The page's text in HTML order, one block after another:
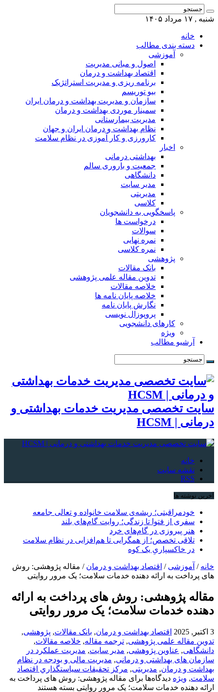
شنبه , ۱۷ مرداد ۱۴۰۵
خانه
دسته بندی مطالب
آموزشی
اصول و مبانی مدیریت
اقتصاد بهداشت و درمان
برنامه ریزی و مدیریت استراتژیک
بیو توریسم
سازمان و مدیریت بهداشت و درمان ایران
سمینار موردی بهداشت و درمان
مدیریت بیمارستانی
نظام بهداشت و درمان ایران و جهان
کارورزی و کار آموزی در نظام سلامت
اخبار
بهداشتی درمانی
جمعیت و باروری سالم
دانشگاهی
مدیر سایت
مدیریتی
کلاسی
پاسخگویی به دانشجویان
درخواست ها
سوالات
نمره نهایی
نمره کلاسی
پژوهشی
بانک مقالات
تدوین مقاله علمی پژوهشی
خلاصه مقالات
خلاصه پایان نامه ها
نگارش پایان نامه
پروپوزال نویسی
کارهای دانشجویی
ویژه
آرشیو مطالب
سایت تخصصی مدیریت خدمات بهداشتی و
درمانی | HCSM
خانه
نقشه سایت
RSS
آخرین نوشته ها
خودمراقبتی؛ ریشه‌ی سلامت خانواده و تعالی جامعه
سفری از فتوا تا زندگی؛ روایت گام‌های بلند
هنر پیروزی در گام‌های خرد
تلاقی تخصص؛ از همگرایی تا هم‌افزایی در نظام سلامت
در خاکسپاریِ یک کوه
خانه / آموزشی / اقتصاد بهداشت و درمان / مقاله پژوهشی: روش
های‌ پرداخت‌ به‌ ارائه‌ دهنده‌ خدمات‌ سلامت؛ یک مرور روایتی
مقاله پژوهشی: روش های‌ پرداخت‌ به‌ ارائه‌
دهنده‌ خدمات‌ سلامت؛ یک مرور روایتی
3 اکتبر, 2025 اقتصاد بهداشت و درمان, بانک مقالات, پژوهشی,
تدوین مقاله علمی پژوهشی, ترجمه مقاله, خلاصه مقالات,
دانشگاهی, عناوین پژوهشی, مدیر سایت, مدیریت عملکرد در
سازمان های بهداشتی و درمانی, مدیریت مالی و بودجه در نظام
بهداشت و درمان, مدیریتی, مركز تحقيقات سياستگذاري اقتصاد
سلامت, ویژه دیدگاه‌ها برای مقاله پژوهشی: روش های‌ پرداخت‌ به‌
ارائه‌ دهنده‌ خدمات‌ سلامت؛ یک مرور روایتی بسته هستند